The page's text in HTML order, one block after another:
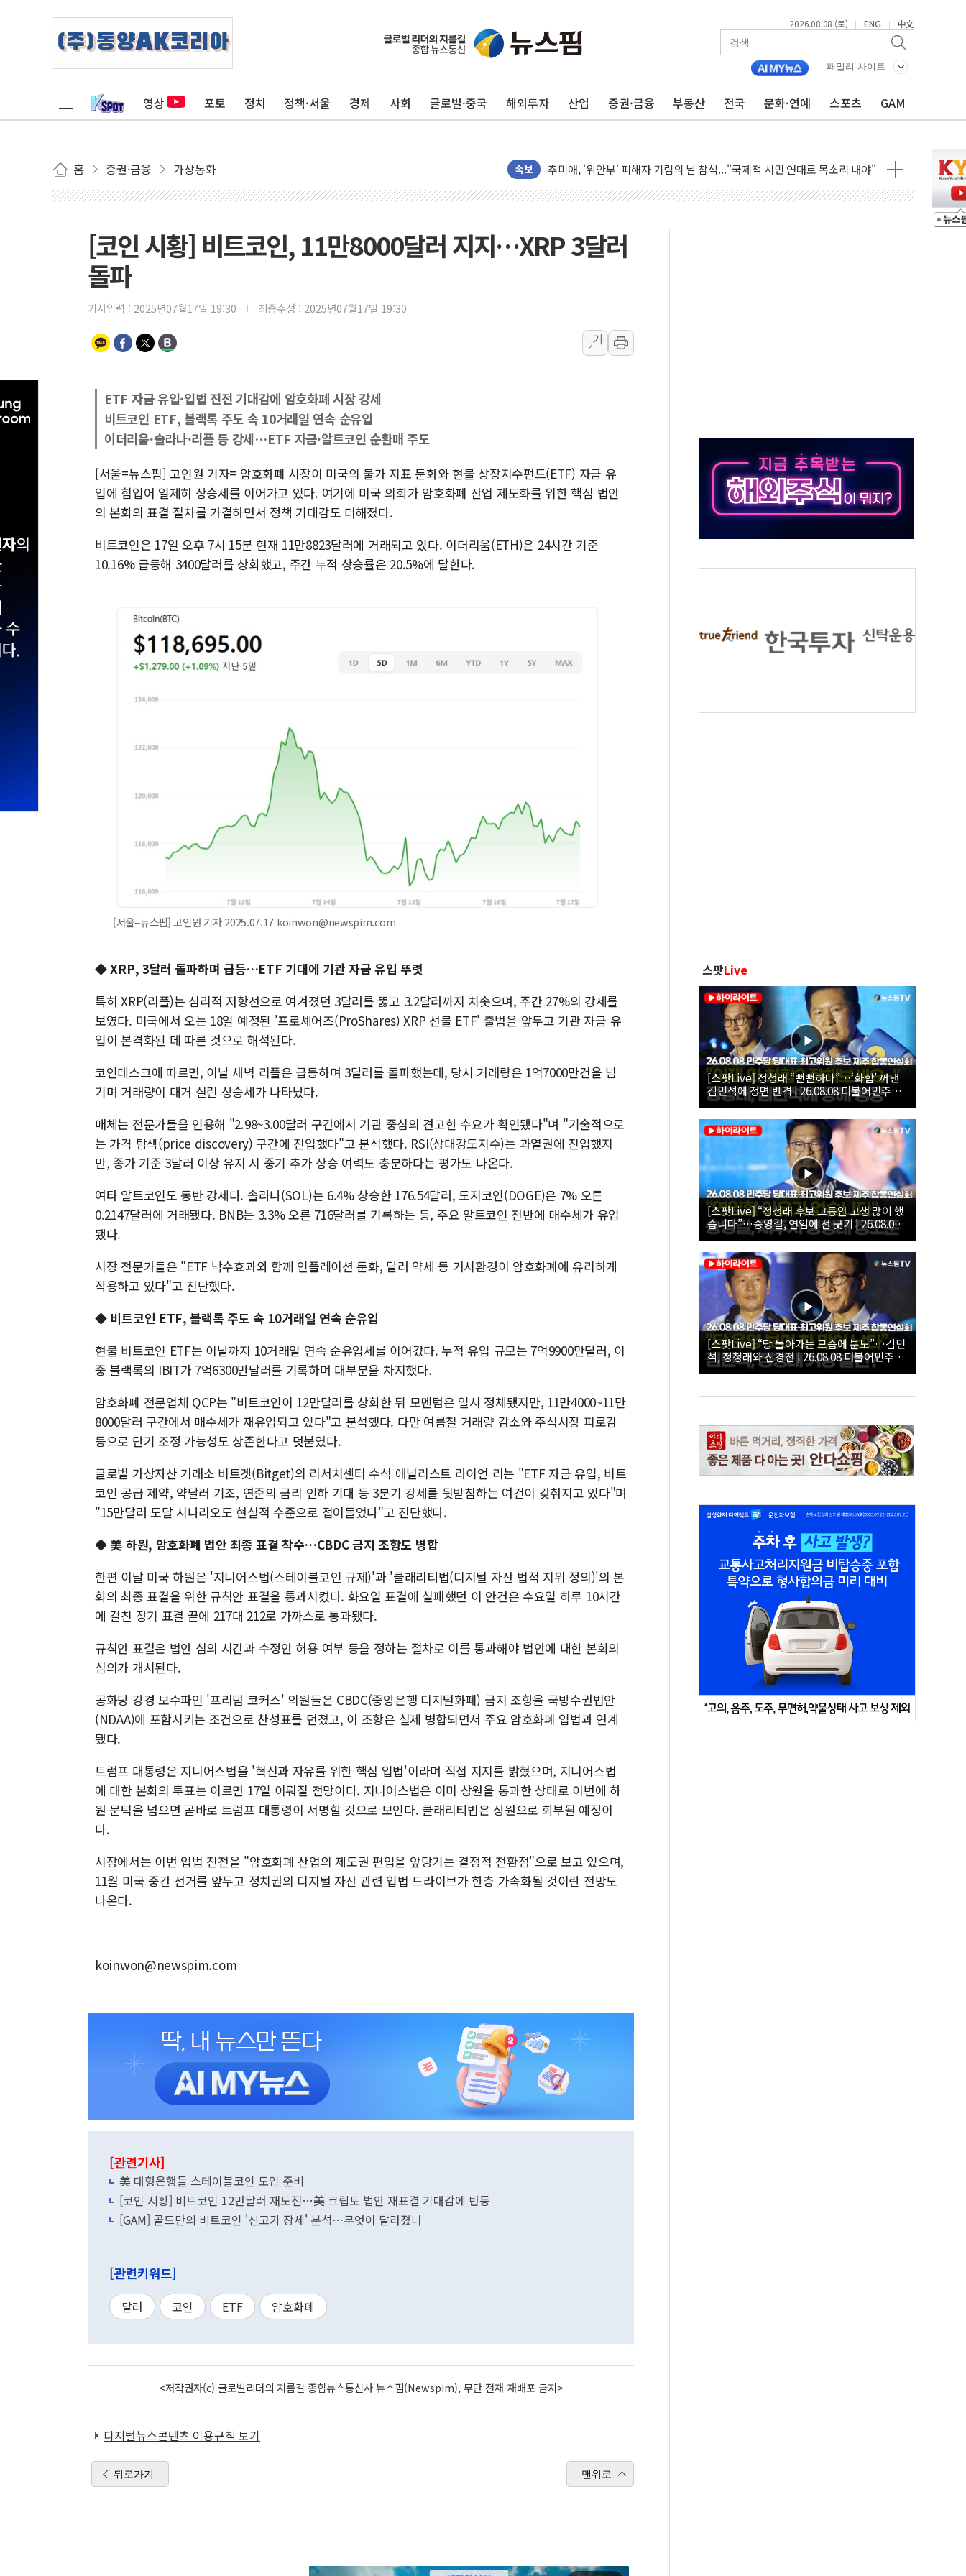
2026.08.08 (토) | ENG | 中文
패밀리 사이트
영상 포토 정치 정책·서울 경제 사회 글로벌·중국 해외투자 산업 증권·금융 부동산 전국 문화·연예 스포츠 GAM
홈 증권·금융 가상통화 속보
여수 오동도 인근 해상서 모터보트 전복…1명 사망·1명 실종
인천 선재도 갯벌서 해루질 중 실종 60대 나흘만에 숨진 채 발견
인천서 말다툼 중 어머니 흉기 살해 10대 아들 체포
李대통령, ISA 개편 재검토 지시…與 "적극 환영"·野 "졸속 국정"
동해중부 전 해상 풍랑주의보…10일까지 최대 3.5m 높은 물결
동해시, 11~14일 '별똥별 멍' 운영…페르세우스 유성우 관측
강원 중·남부 동해안 시간당 50mm 이상 폭우…호우경보 발효
'호우 특보' 경북 울진 시간당 20~30mm 강한 비...가뭄 해소될 듯
주말 무더위·열대야 지속…내륙 곳곳 소나기
오세훈 "용산공원 주택 검토, 민주당 스스로 원칙 뒤집는 것"
충북 주말 무더위 지속…청주·진천 35도, 곳곳 소나기
10월 보완수사권 폐지·공소청 출범…피해자들 '범죄 사각지대' 우려
[코인 시황] 비트코인, 11만8000달러 지지…XRP 3달러
돌파
기사입력 : 2025년07월17일 19:30 최종수정 : 2025년07월17일 19:30
가
가
ETF 자금 유입·입법 진전 기대감에 암호화폐 시장 강세
비트코인 ETF, 블랙록 주도 속 10거래일 연속 순유입
이더리움·솔라나·리플 등 강세…ETF 자금·알트코인 순환매 주도
[서울=뉴스핌] 고인원 기자= 암호화폐 시장이 미국의 물가 지표 둔화와 현물 상장지수펀드(ETF) 자금 유
입에 힘입어 일제히 상승세를 이어가고 있다. 여기에 미국 의회가 암호화폐 산업 제도화를 위한 핵심 법안
의 본회의 표결 절차를 가결하면서 정책 기대감도 더해졌다.
비트코인은 17일 오후 7시 15분 현재 11만8823달러에 거래되고 있다. 이더리움(ETH)은 24시간 기준
10.16% 급등해 3400달러를 상회했고, 주간 누적 상승률은 20.5%에 달한다.
[서울=뉴스핌] 고인원 기자 2025.07.17 koinwon@newspim.com
◆ XRP, 3달러 돌파하며 급등…ETF 기대에 기관 자금 유입 뚜렷
특히 XRP(리플)는 심리적 저항선으로 여겨졌던 3달러를 뚫고 3.2달러까지 치솟으며, 주간 27%의 강세를
보였다. 미국에서 오는 18일 예정된 '프로셰어즈(ProShares) XRP 선물 ETF' 출범을 앞두고 기관 자금 유
입이 본격화된 데 따른 것으로 해석된다.
코인데스크에 따르면, 이날 새벽 리플은 급등하며 3달러를 돌파했는데, 당시 거래량은 1억7000만건을 넘
기며 거래량이 대거 실린 상승세가 나타났다.
매체는 전문가들을 인용해 "2.98~3.00달러 구간에서 기관 중심의 견고한 수요가 확인됐다"며 "기술적으로
는 가격 탐색(price discovery) 구간에 진입했다"고 분석했다. RSI(상대강도지수)는 과열권에 진입했지
만, 종가 기준 3달러 이상 유지 시 중기 추가 상승 여력도 충분하다는 평가도 나온다.
여타 알트코인도 동반 강세다. 솔라나(SOL)는 6.4% 상승한 176.54달러, 도지코인(DOGE)은 7% 오른
0.2147달러에 거래됐다. BNB는 3.3% 오른 716달러를 기록하는 등, 주요 알트코인 전반에 매수세가 유입
됐다.
시장 전문가들은 "ETF 낙수효과와 함께 인플레이션 둔화, 달러 약세 등 거시환경이 암호화폐에 유리하게
작용하고 있다"고 진단했다.
◆비트코인 ETF, 블랙록 주도 속 10거래일 연속 순유입
현물 비트코인 ETF는 이날까지 10거래일 연속 순유입세를 이어갔다. 누적 유입 규모는 7억9900만달러, 이
중 블랙록의 IBIT가 7억6300만달러를 기록하며 대부분을 차지했다.
암호화폐 전문업체 QCP는 "비트코인이 12만달러를 상회한 뒤 모멘텀은 일시 정체됐지만, 11만4000~11만
8000달러 구간에서 매수세가 재유입되고 있다"고 분석했다. 다만 여름철 거래량 감소와 주식시장 피로감
등으로 단기 조정 가능성도 상존한다고 덧붙였다.
글로벌 가상자산 거래소 비트겟(Bitget)의 리서치센터 수석 애널리스트 라이언 리는 "ETF 자금 유입, 비트
코인 공급 제약, 약달러 기조, 연준의 금리 인하 기대 등 3분기 강세를 뒷받침하는 여건이 갖춰지고 있다"며
"15만달러 도달 시나리오도 현실적 수준으로 접어들었다"고 진단했다.
◆ 美 하원, 암호화폐 법안 최종 표결 착수…CBDC 금지 조항도 병합
한편 이날 미국 하원은 '지니어스법(스테이블코인 규제)'과 '클래리티법(디지털 자산 법적 지위 정의)'의 본
회의 최종 표결을 위한 규칙안 표결을 통과시켰다. 화요일 표결에 실패했던 이 안건은 수요일 하루 10시간
에 걸친 장기 표결 끝에 217대 212로 가까스로 통과됐다.
규칙안 표결은 법안 심의 시간과 수정안 허용 여부 등을 정하는 절차로 이를 통과해야 법안에 대한 본회의
심의가 개시된다.
공화당 강경 보수파인 '프리덤 코커스' 의원들은 CBDC(중앙은행 디지털화폐) 금지 조항을 국방수권법안
(NDAA)에 포함시키는 조건으로 찬성표를 던졌고, 이 조항은 실제 병합되면서 주요 암호화폐 입법과 연계
됐다.
트럼프 대통령은 지니어스법을 '혁신과 자유를 위한 핵심 입법'이라며 직접 지지를 밝혔으며, 지니어스법
에 대한 본회의 투표는 이르면 17일 이뤄질 전망이다. 지니어스법은 이미 상원을 통과한 상태로 이번에 하
원 문턱을 넘으면 곧바로 트럼프 대통령이 서명할 것으로 보인다. 클래리티법은 상원으로 회부될 예정이
다.
시장에서는 이번 입법 진전을 "암호화폐 산업의 제도권 편입을 앞당기는 결정적 전환점"으로 보고 있으며,
11월 미국 중간 선거를 앞두고 정치권의 디지털 자산 관련 입법 드라이브가 한층 가속화될 것이란 전망도
나온다.
koinwon@newspim.com
[관련기사]
美 대형은행들 스테이블코인 도입 준비
[코인 시황] 비트코인 12만달러 재도전…美 크립토 법안 재표결 기대감에 반등
[GAM] 골드만의 비트코인 '신고가 장세' 분석…무엇이 달라졌나
[관련키워드]
달러 코인 ETF 암호화폐
<저작권자(c) 글로벌리더의 지름길 종합뉴스통신사 뉴스핌(Newspim), 무단 전재-재배포 금지>
디지털뉴스콘텐츠 이용규칙 보기
뒤로가기 맨위로
스팟Live
[스팟Live] 정청래 “뻔뻔하다”…‘화합’ 꺼낸
김민석에 정면 반격 | 26.08.08 더불어민주당
당대표·최고위원 후보 제주 합동연설회
[스팟Live] “정청래 후보 그동안 고생 많이 했
습니다”…송영길, 연임에 선 긋기 | 26.08.08
더불어민주당 당대표·최고위원 후보 제주 합
동연설회
[스팟Live] “당 돌아가는 모습에 분노”…김민
석, 정청래와 신경전 | 26.08.08 더불어민주당
당대표·최고위원 후보 제주 합동연설회